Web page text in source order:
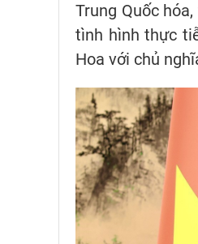
Trung Quốc
tình hình thực
Hoa với chủ